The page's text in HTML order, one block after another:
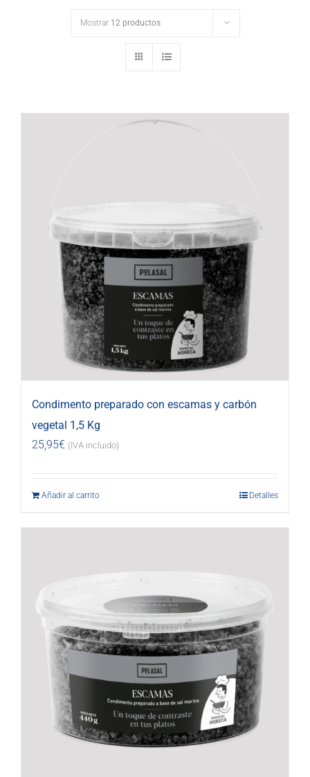
Mostrar 12 productos
Condimento preparado con escamas y carbón
vegetal 1,5 Kg
25,95€ (IVA incluido)
Añadir al carrito Detalles